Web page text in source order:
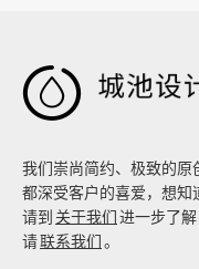

我们崇尚简约、极致的原
都深受客户的喜爱，想知
请到 关于我们进一步了解
请联系我们。